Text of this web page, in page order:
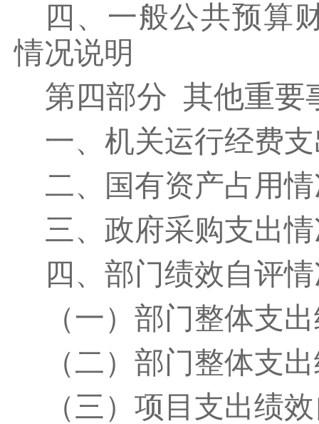
四、一般公共预算
情况说明
第四部分 其他重要
一、机关运行经费
二、国有资产占用
三、政府采购支出
四、部门绩效自评
（一）部门整体支
（二）部门整体支
（三）项目支出绩